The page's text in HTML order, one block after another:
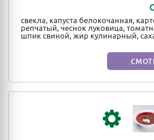
свекла, капуста белокочанная,
репчатый, чеснок луковица,
шпик свиной, жир кулинарный,